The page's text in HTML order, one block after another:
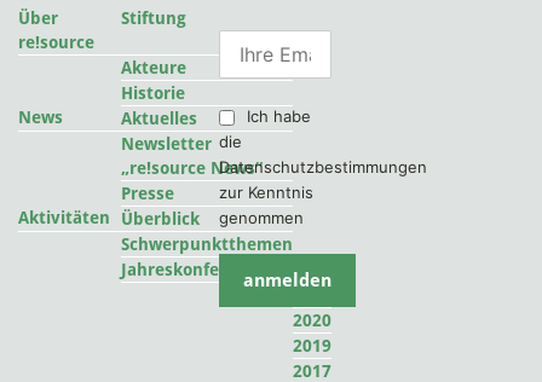
Über
re!source
Stiftung
Akteure
Historie
News
Aktuelles
Newsletter
„re!source News“
Presse
Aktivitäten
Überblick
Schwerpunktthemen
Jahreskonferenzen
2022
2020
2019
2017
Ich habe
die
Datenschutzbestimmungen
zur Kenntnis
genommen